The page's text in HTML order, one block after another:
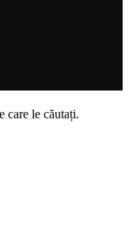
care le căutați.